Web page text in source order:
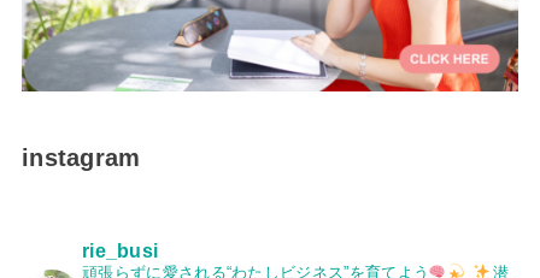
instagram
rie_busi
頑張らずに愛される“わたしビジネス”を育てよう
潜